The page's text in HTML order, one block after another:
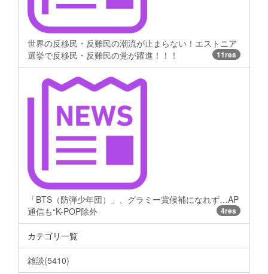
世界の反移民・反難民の潮流が止まらない！エストニア
選挙で反移民・反難民の党が躍進！！！
11res
「BTS（防弾少年団）」、グラミー賞候補になれず…AP
通信も“K-POP除外
4res
カテゴリ一覧
雑談(5410)